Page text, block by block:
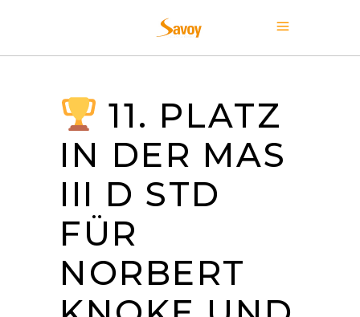
11. PLATZ
IN DER MAS
III D STD
FÜR
NORBERT